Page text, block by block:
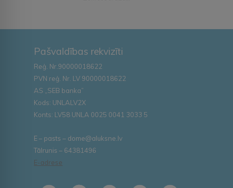
Pašvaldības rekvizīti
Reģ. Nr.90000018622
PVN reģ. Nr. LV 90000018622
AS „SEB banka”
Kods: UNLALV2X
Konts: LV58 UNLA 0025 0041 3033 5
E – pasts – dome@aluksne.lv
Tālrunis – 64381496
E-adrese